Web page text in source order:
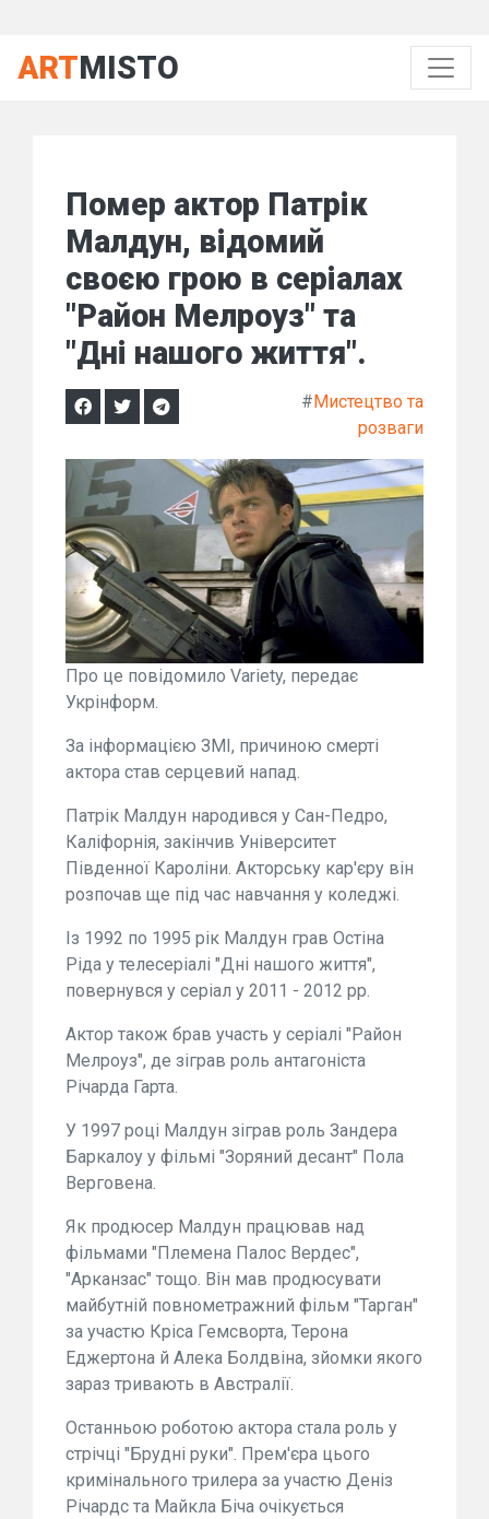
ARTMISTO
Помер актор Патрік
Малдун, відомий
своєю грою в серіалах
"Район Мелроуз" та
"Дні нашого життя".
#Мистецтво та
розваги
Про це повідомило Variety, передає
Укрінформ.
За інформацією ЗМІ, причиною смерті
актора став серцевий напад.
Патрік Малдун народився у Сан-Педро,
Каліфорнія, закінчив Університет
Південної Кароліни. Акторську кар'єру він
розпочав ще під час навчання у коледжі.
Із 1992 по 1995 рік Малдун грав Остіна
Ріда у телесеріалі "Дні нашого життя",
повернувся у серіал у 2011 - 2012 рр.
Актор також брав участь у серіалі "Район
Мелроуз", де зіграв роль антагоніста
Річарда Гарта.
У 1997 році Малдун зіграв роль Зандера
Баркалоу у фільмі "Зоряний десант" Пола
Верговена.
Як продюсер Малдун працював над
фільмами "Племена Палос Вердес",
"Арканзас" тощо. Він мав продюсувати
майбутній повнометражний фільм "Тарган"
за участю Кріса Гемсворта, Терона
Еджертона й Алека Болдвіна, зйомки якого
зараз тривають в Австралії.
Останньою роботою актора стала роль у
стрічці "Брудні руки". Прем'єра цього
кримінального трилера за участю Деніз
Річардс та Майкла Біча очікується